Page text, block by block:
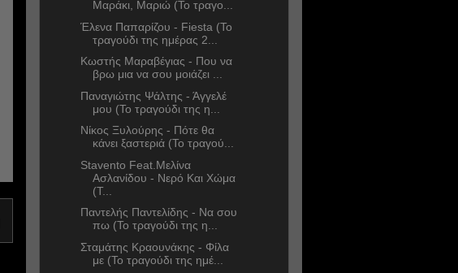
Μαράκι, Μαριώ (Το τραγο...
Έλενα Παπαρίζου - Fiesta (Το
τραγούδι της ημέρας 2...
Κωστής Μαραβέγιας - Που να
βρω μια να σου μοιάζει ...
Παναγιώτης Ψάλτης - Άγγελέ
μου (Το τραγούδι της η...
Νίκος Ξυλούρης - Πότε θα
κάνει ξαστεριά (Το τραγού...
Stavento Feat.Μελίνα
Ασλανίδου - Νερό Και Χώμα
(Τ...
Παντελής Παντελίδης - Να σου
πω (Το τραγούδι της η...
Σταμάτης Κραουνάκης - Φίλα
με (Το τραγούδι της ημέ...